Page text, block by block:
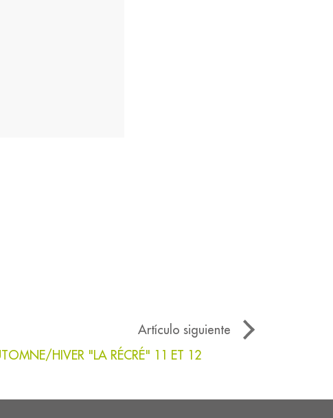
Artículo siguiente
HIVER "LA RÉCRÉ" 11 ET 12